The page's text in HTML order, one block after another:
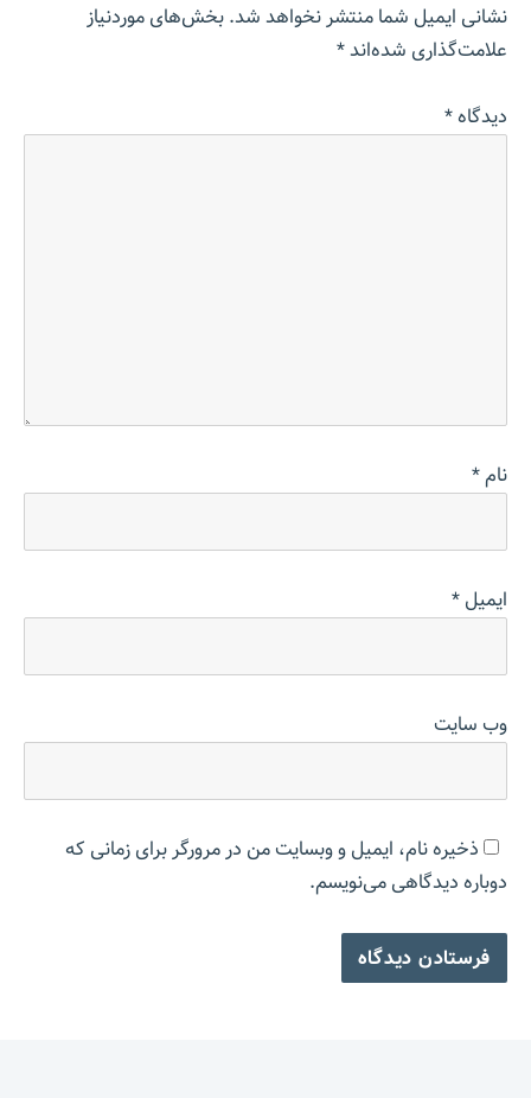
نشانی ایمیل شما منتشر نخواهد شد.بخش‌های موردنیاز
علامت‌گذاری شده‌اند*
دیدگاه*
نام*
ایمیل*
وب‌ سایت
ذخیره نام، ایمیل و وبسایت من در مرورگر برای زمانی که
دوباره دیدگاهی می‌نویسم.